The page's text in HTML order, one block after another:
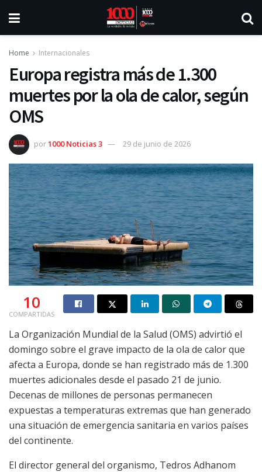
Home Internacionales
Europa registra más de 1.300
muertes por la ola de calor, según
OMS
por1000 Noticias 3 29 de junio de 2026
10
COMPARTIDAS
La Organización Mundial de la Salud (OMS) advirtió el
domingo sobre el grave impacto de la ola de calor que
afecta a Europa, donde se han registrado más de 1.300
muertes adicionales desde el pasado 21 de junio.
Decenas de millones de personas permanecen
expuestas a temperaturas extremas que han generado
una situación de emergencia sanitaria en varios países
del continente.
El director general del organismo, Tedros Adhanom